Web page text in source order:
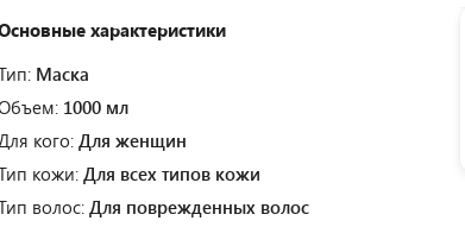
характеристики
Маска
1000 мл
кого: Для женщин
кожи: Для всех типов кожи
волос:Для поврежденных волос